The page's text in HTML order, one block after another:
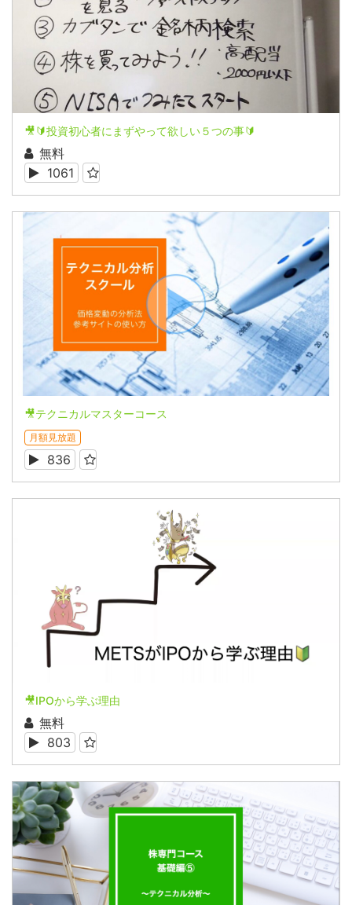
🎥🔰投資初心者にまずやって欲しい５つの事🔰
無料
1061
🎥テクニカルマスターコース
月額見放題
836
🎥IPOから学ぶ理由
無料
803